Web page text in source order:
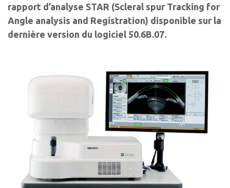
rapport d’analyse STAR (Scleral spur Tracking for
Angle analysis and Registration) disponible sur la
dernière version du logiciel 50.6B.07.